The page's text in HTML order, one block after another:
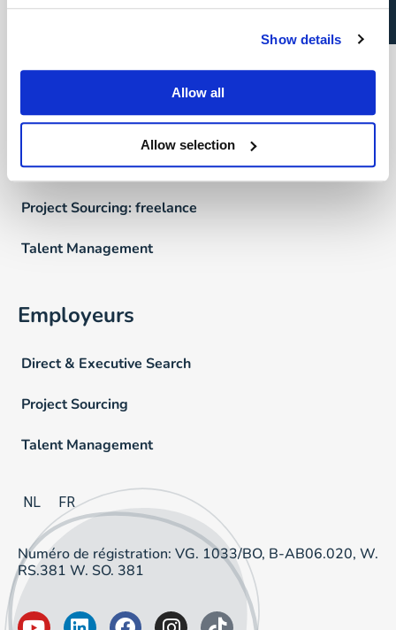
Show details
Allow all
Allow selection
FAQ
Talents
Direct & Executive Search
Project Sourcing: emploi permanent
Project Sourcing: freelance
Talent Management
Employeurs
Direct & Executive Search
Project Sourcing
Talent Management
NL FR
Numéro de régistration: VG. 1033/BO, B-AB06.020, W.
RS.381 W. SO. 381